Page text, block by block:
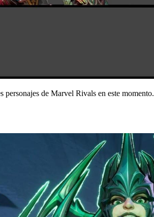
personajes de Marvel Rivals en este momento.